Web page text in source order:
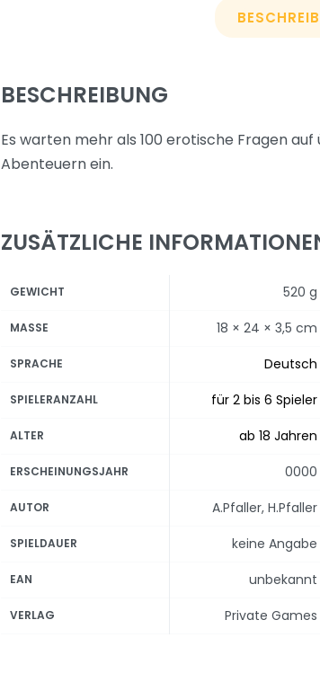
BESCHREIBUNG
Es warten mehr als 100 erotische Fragen
Abenteuern ein.
ZUSÄTZLICHE
GEWICHT 520 g
MASSE 18 × 24 × 3,5 cm
SPRACHE Deutsch
SPIELERANZAHL für 2 bis 6 Spieler
ALTER ab 18 Jahren
ERSCHEINUNGSJAHR 0000
AUTOR A.Pfaller, H.Pfaller
SPIELDAUER keine Angabe
EAN unbekannt
VERLAG Private Games